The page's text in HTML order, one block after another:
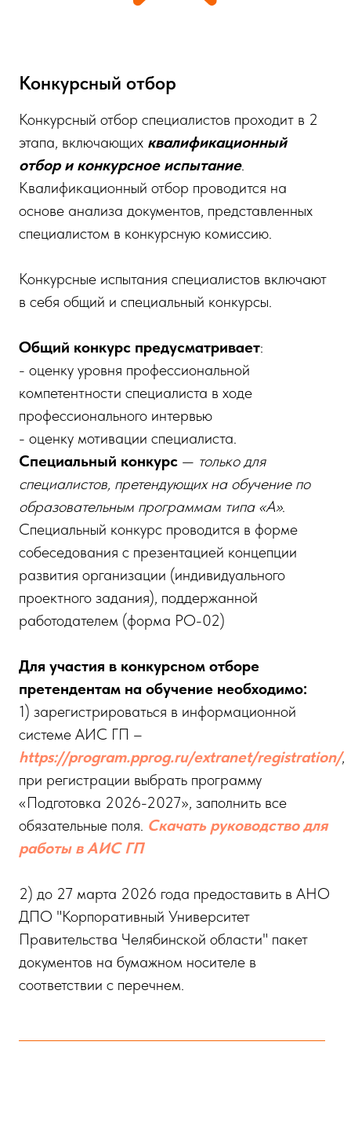
Конкурсный отбор
Конкурсный отбор специалистов проходит в 2
этапа, включающих квалификационный
отбор и конкурсное испытание.
Квалификационный отбор проводится на
основе анализа документов, представленных
специалистом в конкурсную комиссию.
Конкурсные испытания специалистов включают
в себя общий и специальный конкурсы.
Общий конкурс предусматривает:
- оценку уровня профессиональной
компетентности специалиста в ходе
профессионального интервью
- оценку мотивации специалиста.
Специальный конкурс — только для
специалистов, претендующих на обучение по
образовательным программам типа «А».
Специальный конкурс проводится в форме
собеседования с презентацией концепции
развития организации (индивидуального
проектного задания), поддержанной
работодателем (форма РО-02)
Для участия в конкурсном отборе
претендентам на обучение необходимо:
1) зарегистрироваться в информационной
системе АИС ГП –
https://program.pprog.ru/extranet/registration/,
при регистрации выбрать программу
«Подготовка 2026-2027», заполнить все
обязательные поля. Скачать руководство для
работы в АИС ГП
2) до 27 марта 2026 года предоставить в АНО
ДПО "Корпоративный Университет
Правительства Челябинской области" пакет
документов на бумажном носителе в
соответствии с перечнем.